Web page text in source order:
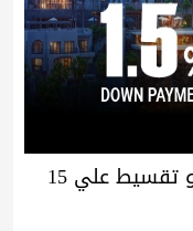
عرض لفترة محدودة مقدم 1.5% و تقسيط علي 15